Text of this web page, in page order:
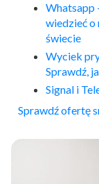
Whatsapp
wiedzieć o
świecie
Wyciek
Sprawdź,
Signal i
Sprawdź ofertę